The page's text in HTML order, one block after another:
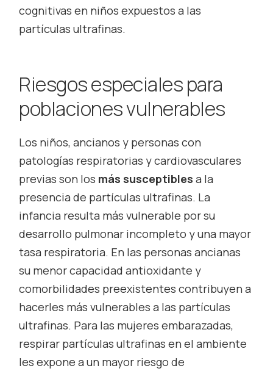
cognitivas en niños expuestos a las
partículas ultrafinas.
Riesgos especiales para
poblaciones vulnerables
Los niños, ancianos y personas con
patologías respiratorias y cardiovasculares
previas son los más susceptibles a la
presencia de partículas ultrafinas. La
infancia resulta más vulnerable por su
desarrollo pulmonar incompleto y una mayor
tasa respiratoria. En las personas ancianas
su menor capacidad antioxidante y
comorbilidades preexistentes contribuyen a
hacerles más vulnerables a las partículas
ultrafinas. Para las mujeres embarazadas,
respirar partículas ultrafinas en el ambiente
les expone a un mayor riesgo de